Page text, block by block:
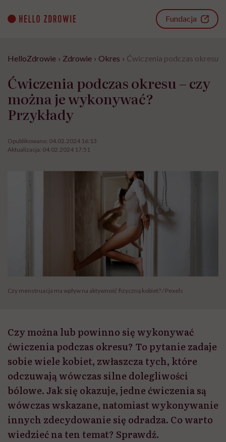
content
Fundacja
HelloZdrowie › Zdrowie › Okres › Ćwiczenia podczas okresu
Ćwiczenia podczas okresu – czy
można je wykonywać?
Przykłady
Opublikowano: 04.02.2024 16:13
Aktualizacja: 04.02.2024 17:51
Czy menstruacja ma wpływ na aktywność fizyczną kobiet? / Pexels
Czy można lub powinno się wykonywać
ćwiczenia podczas okresu? To pytanie zadaje
sobie wiele kobiet, zwłaszcza tych, które
odczuwają wówczas silne dolegliwości
bólowe. Jak się okazuje, jedne ćwiczenia są
wówczas wskazane, natomiast wykonywanie
innych zdecydowanie się odradza. Co warto
wiedzieć na ten temat? Sprawdź.